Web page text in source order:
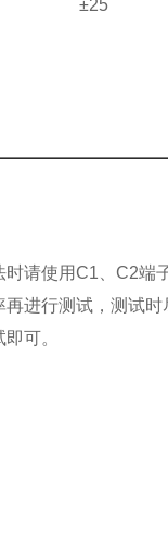
±25
请使用C1、C2端
进行测试，测试时
可。